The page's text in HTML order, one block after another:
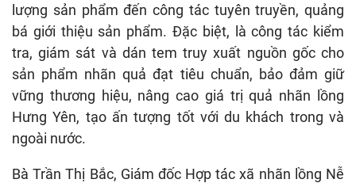
lượng sản phẩm đến công tác tuyên truyền, quảng
bá giới thiệu sản phẩm. Đặc biệt, là công tác kiểm
tra, giám sát và dán tem truy xuất nguồn gốc cho
sản phẩm nhãn quả đạt tiêu chuẩn, bảo đảm giữ
vững thương hiệu, nâng cao giá trị quả nhãn lồng
Hưng Yên, tạo ấn tượng tốt với du khách trong và
ngoài nước.
Bà Trần Thị Bắc, Giám đốc Hợp tác xã nhãn lồng Nễ